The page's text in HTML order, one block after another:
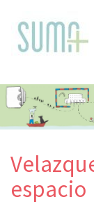
content
espacio